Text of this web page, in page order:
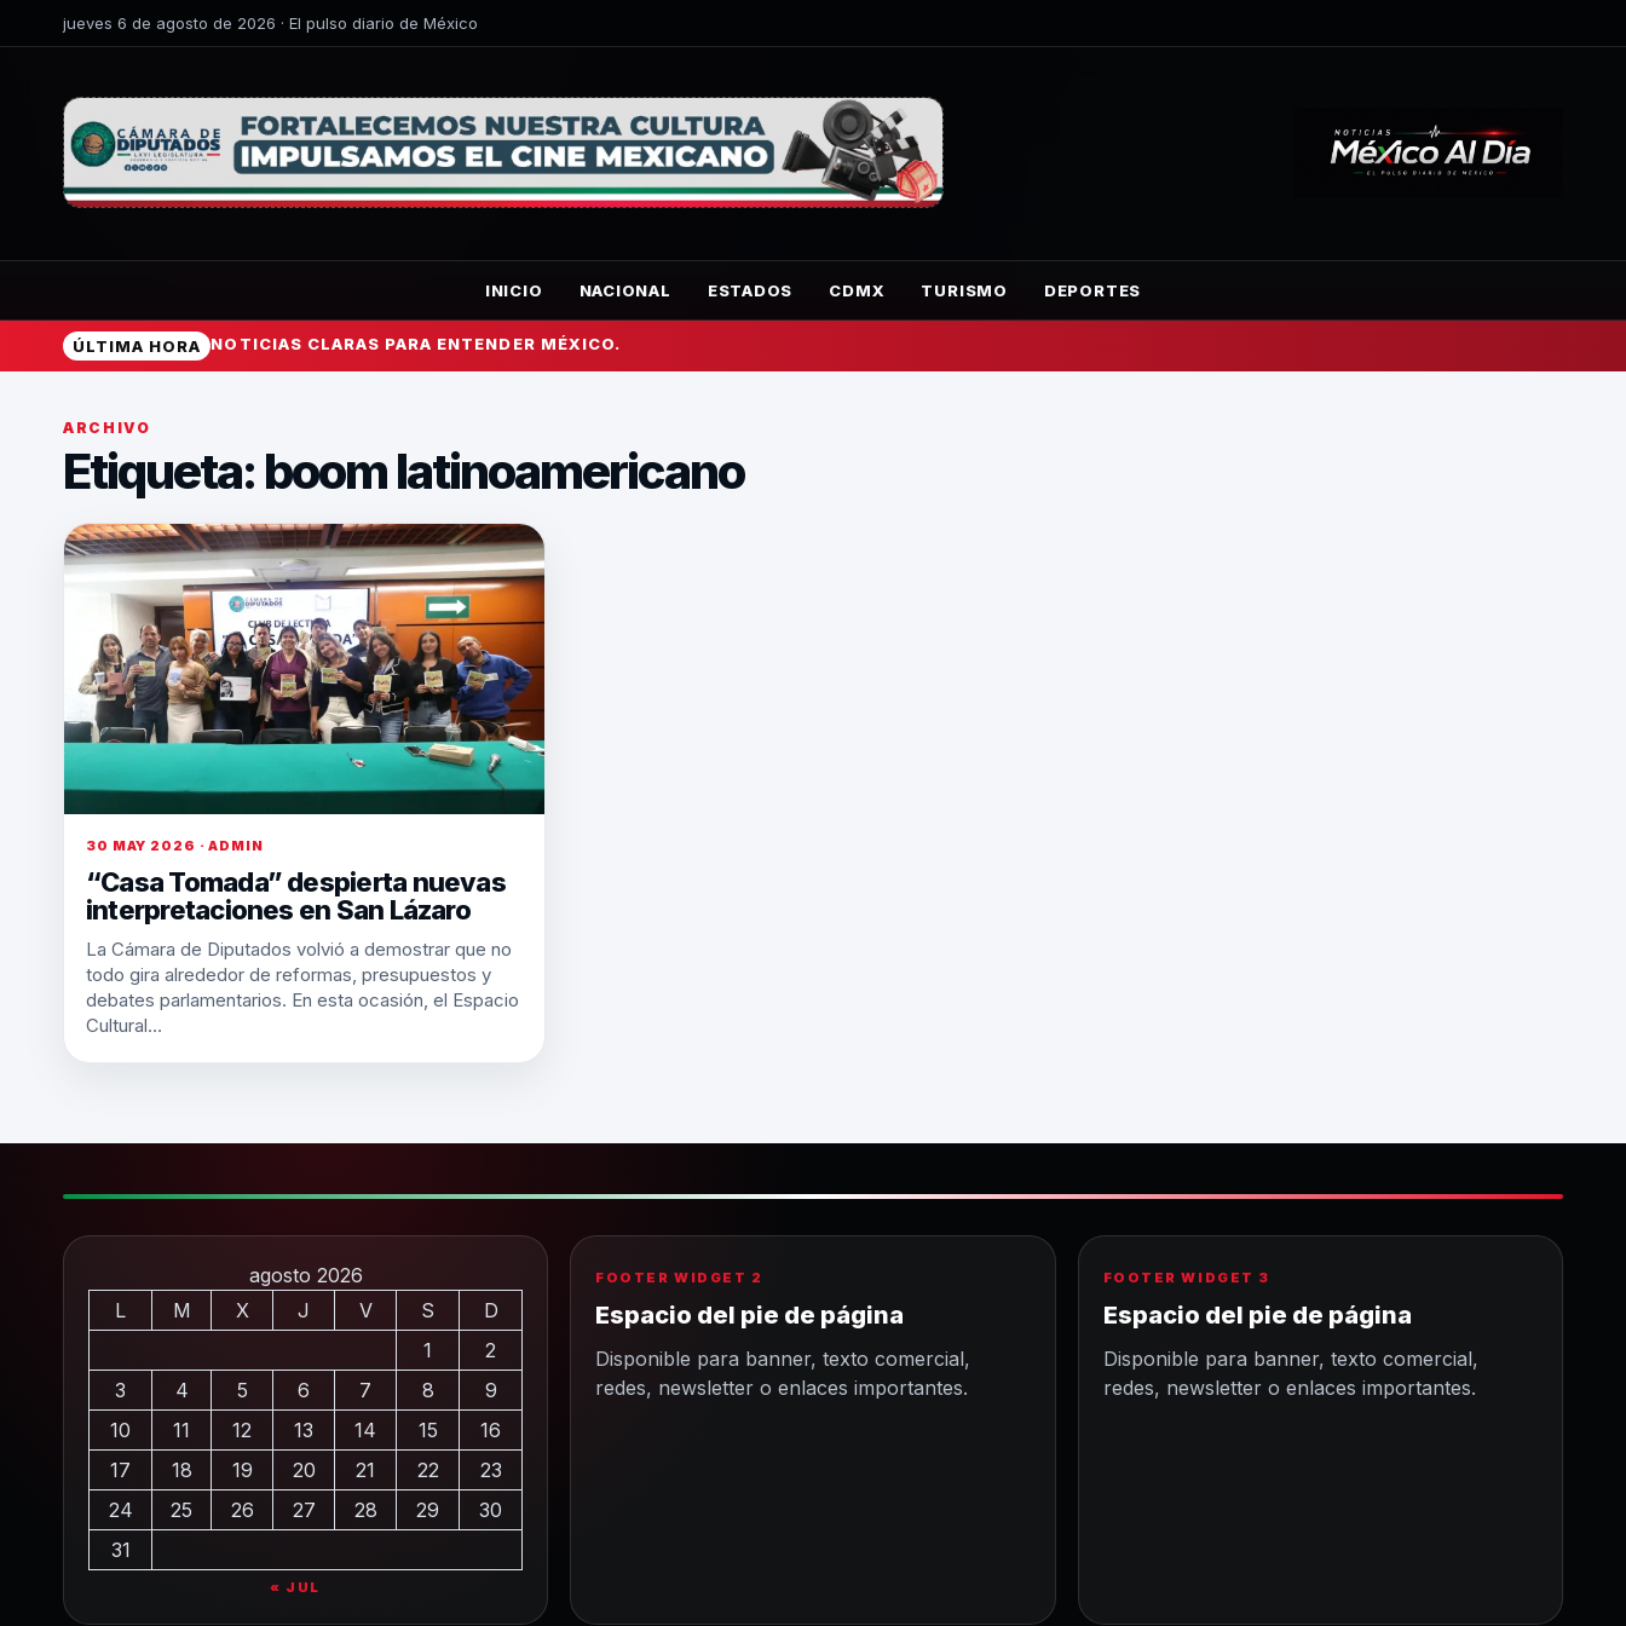
jueves 6 de agosto de 2026 · El pulso diario de México
INICIO NACIONAL ESTADOS CDMX TURISMO DEPORTES
ÚLTIMA HORA NOTICIAS CLARAS PARA ENTENDER MÉXICO.
ARCHIVO
Etiqueta: boom latinoamericano
30 MAY 2026 · ADMIN
“Casa Tomada” despierta nuevas
interpretaciones en San Lázaro
La Cámara de Diputados volvió a demostrar que no
todo gira alrededor de reformas, presupuestos y
debates parlamentarios. En esta ocasión, el Espacio
Cultural…
agosto 2026
L
M X J V S
D
1
2
3
4 5 6 7 8
9
10
11 12 13 14 15
16
17
18 19 20 21 22
23
24
25 26 27 28 29
30
31
« JUL
FOOTER WIDGET 2
Espacio del pie de página
Disponible para banner, texto comercial,
redes, newsletter o enlaces importantes.
FOOTER WIDGET 3
Espacio del pie de página
Disponible para banner, texto comercial,
redes, newsletter o enlaces importantes.